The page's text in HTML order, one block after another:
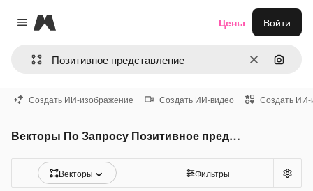
Close menu
Magnific
ОчиститьПоиск
Цены Войти
Создать ИИ-изображение Создать ИИ-видео Создать ИИ-
Векторы По Запросу Позитивное представление
Векторы Фильтры